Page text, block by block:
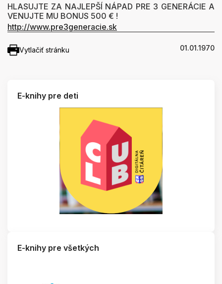
HLASUJTE ZA NAJLEPŠÍ NÁPAD PRE 3 GENERÁCIE A
VENUJTE MU BONUS 500 € !
http://www.pre3generacie.sk
Vytlačiť stránku 01.01.1970
E-knihy pre deti
E-knihy pre všetkých